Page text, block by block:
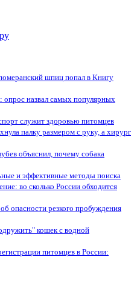
шпиц попал в Книгу
опрос назвал самых популярных
служит здоровью питомцев
палку размером с руку, а хирург
объяснил, почему собака
и эффективные методы поиска
во сколько России обходится
опасности резкого пробуждения
кошек с водной
питомцев в России: